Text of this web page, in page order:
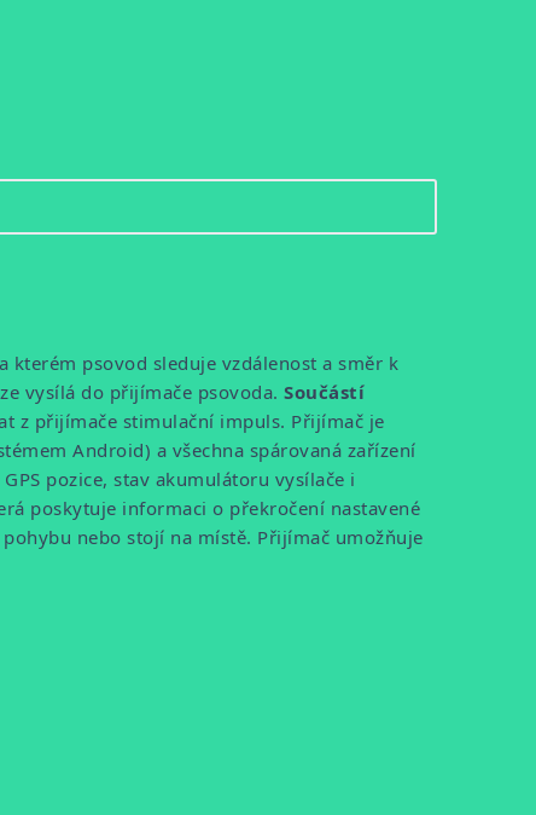
kterém psovod sleduje vzdálenost a směr k
vysílá do přijímače psovoda. Součástí
z přijímače stimulační impuls. Přijímač je
Android) a všechna spárovaná zařízení
pozice, stav akumulátoru vysílače i
poskytuje informaci o překročení nastavené
nebo stojí na místě. Přijímač umožňuje